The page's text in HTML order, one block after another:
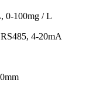
0-100mg / L
4-20mA